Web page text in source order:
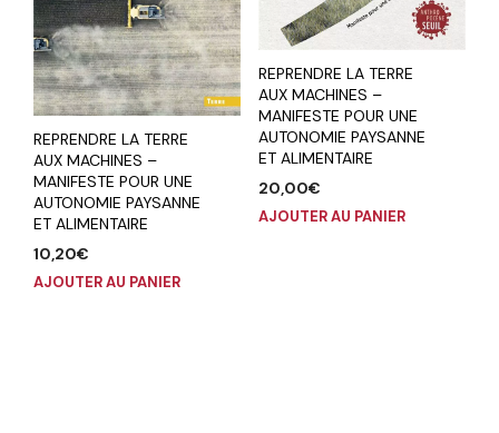
REPRENDRE LA TERRE
AUX MACHINES –
MANIFESTE POUR UNE
AUTONOMIE PAYSANNE
ET ALIMENTAIRE
10,20€
AJOUTER AU PANIER
REPRENDRE LA TERRE
AUX MACHINES –
MANIFESTE POUR UNE
AUTONOMIE PAYSANNE
ET ALIMENTAIRE
20,00€
AJOUTER AU PANIER